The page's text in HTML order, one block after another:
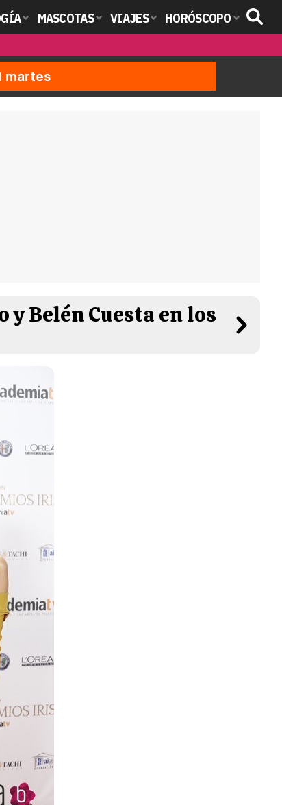
MASCOTAS VIAJES HORÓSCOPO
martes
Belén Cuesta en los